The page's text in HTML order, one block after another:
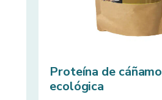
Proteína de cáñamo
ecológica